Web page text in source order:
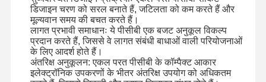
उद्धरण मांगें
डिजाइन चरण को सरल बनाते हैं, जटिलता को कम करते हैं और
मूल्यवान समय की बचत करते हैं।
लागत प्रभावी समाधानः ये पीसीबी एक बजट अनुकूल विकल्प
प्रदान करते हैं, जिससे वे लागत संबंधी बाधाओं वाली परियोजनाओं
के लिए आदर्श होते हैं।
अंतरिक्ष अनुकूलन: एकल परत पीसीबी के कॉम्पैक्ट आकार
इलेक्ट्रॉनिक उपकरणों के भीतर अंतरिक्ष उपयोग को अधिकतम